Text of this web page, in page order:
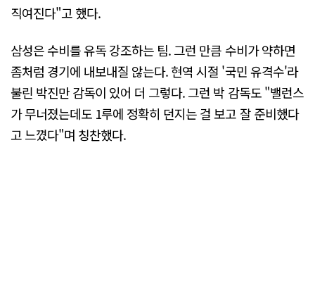
직여진다"고 했다.
삼성은 수비를 유독 강조하는 팀. 그런 만큼 수비가 약하면
좀처럼 경기에 내보내질 않는다. 현역 시절 '국민 유격수'라
불린 박진만 감독이 있어 더 그렇다. 그런 박 감독도 "밸런스
가 무너졌는데도 1루에 정확히 던지는 걸 보고 잘 준비했다
고 느꼈다"며 칭찬했다.